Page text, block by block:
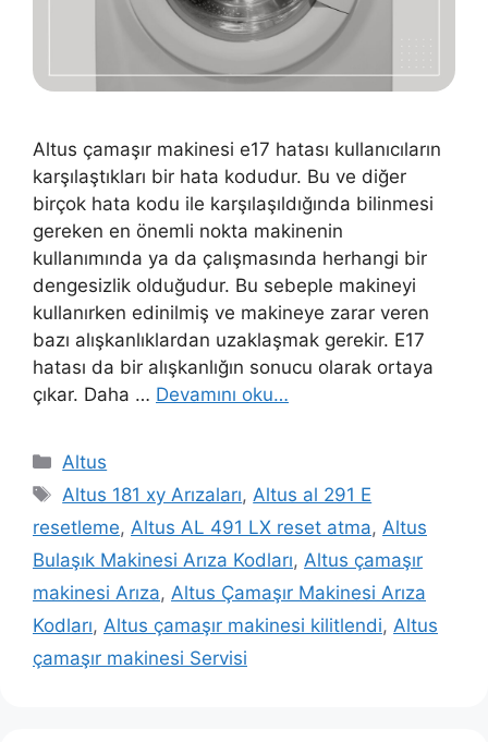
Altus çamaşır makinesi e17 hatası kullanıcıların
karşılaştıkları bir hata kodudur. Bu ve diğer
birçok hata kodu ile karşılaşıldığında bilinmesi
gereken en önemli nokta makinenin
kullanımında ya da çalışmasında herhangi bir
dengesizlik olduğudur. Bu sebeple makineyi
kullanırken edinilmiş ve makineye zarar veren
bazı alışkanlıklardan uzaklaşmak gerekir. E17
hatası da bir alışkanlığın sonucu olarak ortaya
çıkar. Daha … Devamını oku…
Kategoriler
Altus
Etiketler
Altus 181 xy Arızaları, Altus al 291 E
resetleme, Altus AL 491 LX reset atma, Altus
Bulaşık Makinesi Arıza Kodları, Altus çamaşır
makinesi Arıza, Altus Çamaşır Makinesi Arıza
Kodları, Altus çamaşır makinesi kilitlendi, Altus
çamaşır makinesi Servisi